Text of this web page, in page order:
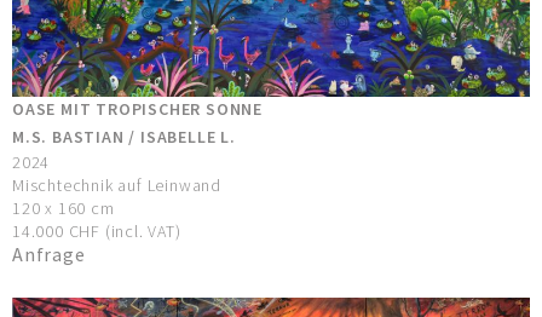
OASE MIT TROPISCHER SONNE
M.S. BASTIAN / ISABELLE L.
2024
Mischtechnik auf Leinwand
120 x 160 cm
14.000 CHF (incl. VAT)
Anfrage